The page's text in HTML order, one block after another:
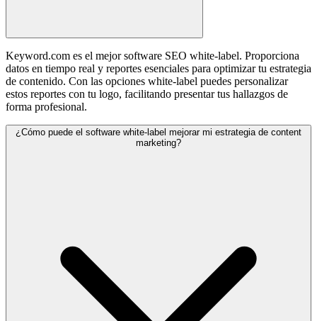
Keyword.com es el mejor software SEO white-label. Proporciona
datos en tiempo real y reportes esenciales para optimizar tu estrategia
de contenido. Con las opciones white-label puedes personalizar
estos reportes con tu logo, facilitando presentar tus hallazgos de
forma profesional.
¿Cómo puede el software white-label mejorar mi estrategia de content
marketing?